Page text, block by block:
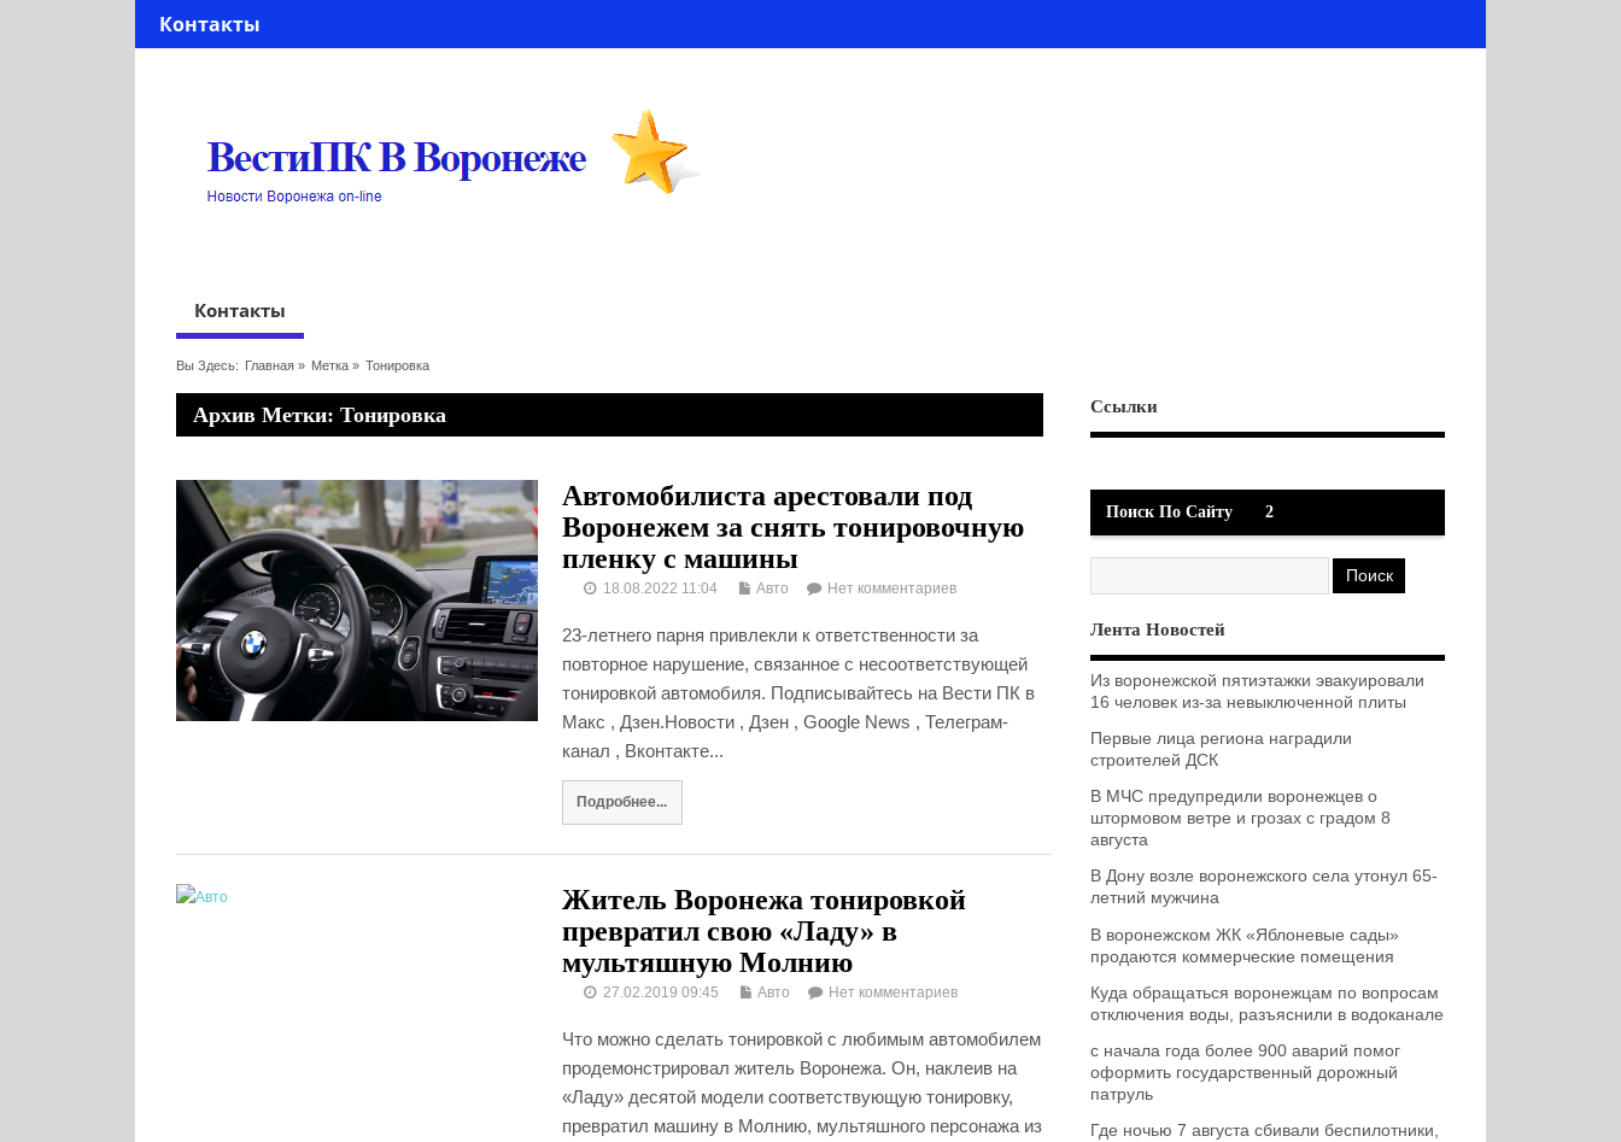
Контакты
Контакты
Вы Здесь: Главная» Метка » Тонировка
Архив Метки: Тонировка
Автомобилиста арестовали под
Воронежем за снять тонировочную
пленку с машины
18.08.2022 11:04 Авто Нет комментариев
23-летнего парня привлекли к ответственности за
повторное нарушение, связанное с несоответствующей
тонировкой автомобиля. Подписывайтесь на Вести ПК в
Макс , Дзен.Новости , Дзен , Google News , Телеграм-
канал , Вконтакте...
Подробнее...
Житель Воронежа тонировкой
превратил свою «Ладу» в
мультяшную Молнию
27.02.2019 09:45 Авто Нет комментариев
Что можно сделать тонировкой с любимым автомобилем
продемонстрировал житель Воронежа. Он, наклеив на
«Ладу» десятой модели соответствующую тонировку,
превратил машину в Молнию, мультяшного персонажа из
Ссылки
Поиск По Сайту 2
Лента Новостей
Из воронежской пятиэтажки эвакуировали
16 человек из-за невыключенной плиты
Первые лица региона наградили
строителей ДСК
В МЧС предупредили воронежцев о
штормовом ветре и грозах с градом 8
августа
В Дону возле воронежского села утонул 65-
летний мужчина
В воронежском ЖК «Яблоневые сады»
продаются коммерческие помещения
Куда обращаться воронежцам по вопросам
отключения воды, разъяснили в водоканале
с начала года более 900 аварий помог
оформить государственный дорожный
патруль
Где ночью 7 августа сбивали беспилотники,